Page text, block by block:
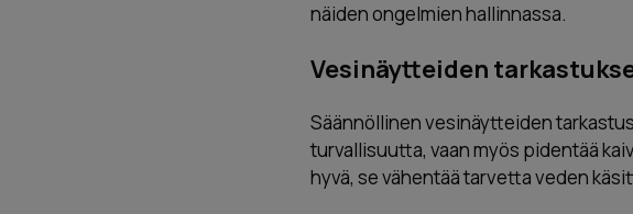
näiden ongelmien hallinnassa.
Vesinäytteiden
Säännöllinen vesinäytteiden
turvallisuutta, vaan myös pidentää
hyvä, se vähentää tarvetta veden